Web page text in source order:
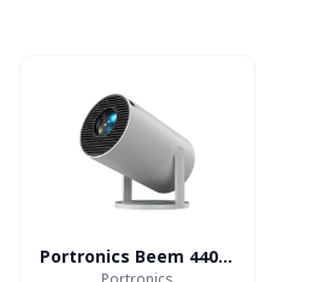
Portronics Beem 440 Smart LED Projector